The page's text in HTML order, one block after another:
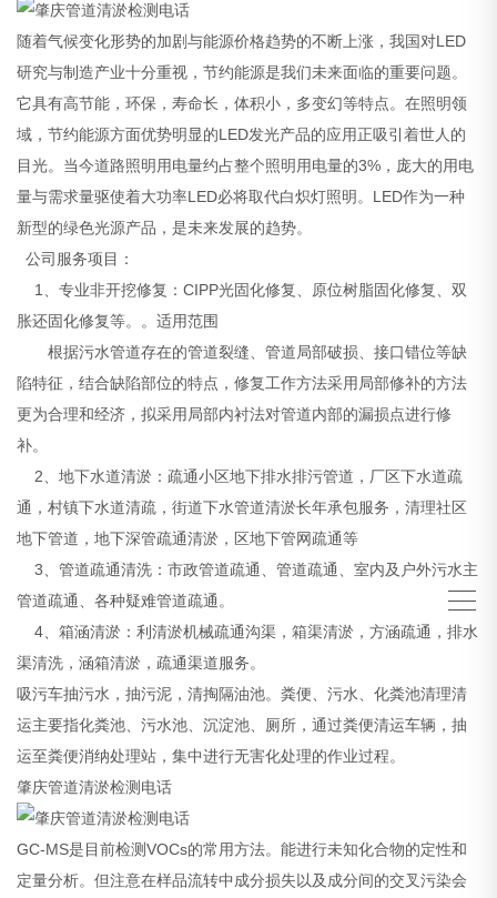
随着气候变化形势的加剧与能源价格趋势的不断上涨，我国对LED
研究与制造产业十分重视，节约能源是我们未来面临的重要问题。
它具有高节能，环保，寿命长，体积小，多变幻等特点。在照明领
域，节约能源方面优势明显的LED发光产品的应用正吸引着世人的
目光。当今道路照明用电量约占整个照明用电量的3%，庞大的用电
量与需求量驱使着大功率LED必将取代白炽灯照明。LED作为一种
新型的绿色光源产品，是未来发展的趋势。
公司服务项目：
1、专业非开挖修复：CIPP光固化修复、原位树脂固化修复、双
胀还固化修复等。。适用范围
根据污水管道存在的管道裂缝、管道局部破损、接口错位等缺
陷特征，结合缺陷部位的特点，修复工作方法采用局部修补的方法
更为合理和经济，拟采用局部内衬法对管道内部的漏损点进行修
补。
2、地下水道清淤：疏通小区地下排水排污管道，厂区下水道疏
通，村镇下水道清疏，街道下水管道清淤长年承包服务，清理社区
地下管道，地下深管疏通清淤，区地下管网疏通等
3、管道疏通清洗：市政管道疏通、管道疏通、室内及户外污水主
管道疏通、各种疑难管道疏通。
4、箱涵清淤：利清淤机械疏通沟渠，箱渠清淤，方涵疏通，排水
渠清洗，涵箱清淤，疏通渠道服务。
吸污车抽污水，抽污泥，清掏隔油池。粪便、污水、化粪池清理清
运主要指化粪池、污水池、沉淀池、厕所，通过粪便清运车辆，抽
运至粪便消纳处理站，集中进行无害化处理的作业过程。
肇庆管道清淤检测电话
GC-MS是目前检测VOCs的常用方法。能进行未知化合物的定性和
定量分析。但注意在样品流转中成分损失以及成分间的交叉污染会